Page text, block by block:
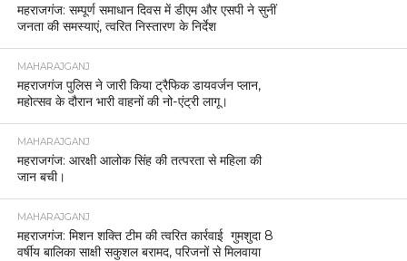
महराजगंज: सम्पूर्ण समाधान दिवस में डीएम और एसपी ने सुनीं
जनता की समस्याएं, त्वरित निस्तारण के निर्देश
MAHARAJGANJ
महराजगंज पुलिस ने जारी किया ट्रैफिक डायवर्जन प्लान,
महोत्सव के दौरान भारी वाहनों की नो-एंट्री लागू।
MAHARAJGANJ
महराजगंज: आरक्षी आलोक सिंह की तत्परता से महिला की
जान बची।
MAHARAJGANJ
महराजगंज: मिशन शक्ति टीम की त्वरित कार्रवाई गुमशुदा 8
वर्षीय बालिका साक्षी सकुशल बरामद, परिजनों से मिलवाया